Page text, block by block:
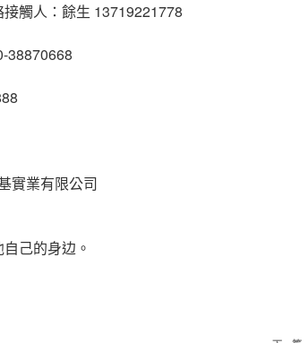
觸人：餘生 13719221778
業有限公司
己的身边。